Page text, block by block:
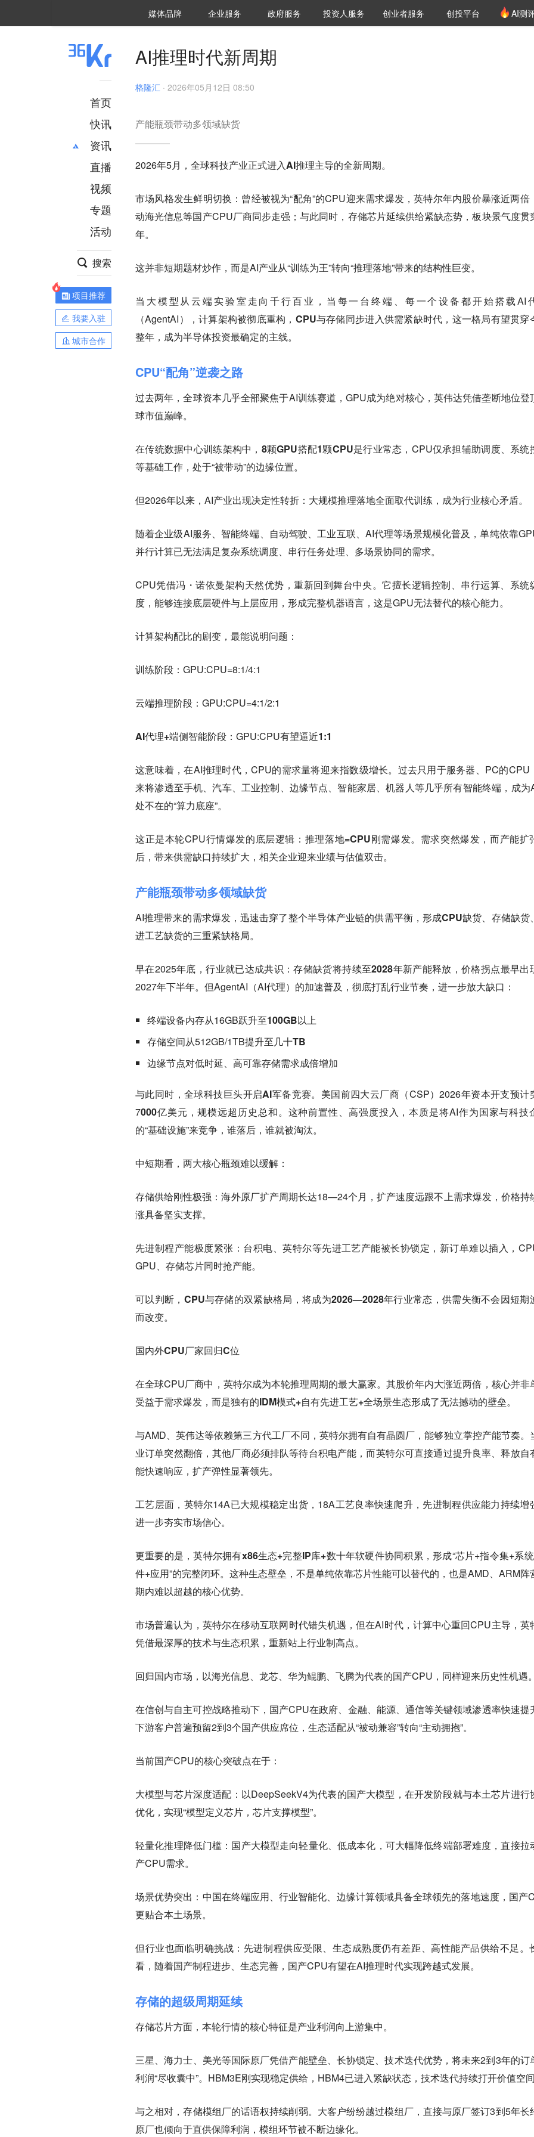
媒体品牌 36Kr研究院
企业服务 城市之窗
政府服务 VClub投资机构库
投资机构职位推介
投资人服务 创投氪堂
创业者服务 创投平台 AI测
首页
快讯
资讯
推荐
财经
项目推荐
安徽
直播
视频
专题
活动
搜索
项目推荐
我要入驻
城市合作
AI推理时代新周期
格隆汇 · 2026年05月12日 08:50
产能瓶颈带动多领域缺货
2026年5月，全球科技产业正式进入AI推理主导的全新周期。
市场风格发生鲜明切换：曾经被视为“配角”的CPU迎来需求爆发，英特尔年内股价暴涨近两倍
动海光信息等国产CPU厂商同步走强；与此同时，存储芯片延续供给紧缺态势，板块景气度贯
年。
这并非短期题材炒作，而是AI产业从“训练为王”转向“推理落地”带来的结构性巨变。
当大模型从云端实验室走向千行百业，当每一台终端、每一个设备都开始搭载AI
（AgentAI），计算架构被彻底重构， CPU与存储同步进入供需紧缺时代 ，这一格局有望贯穿
整年，成为半导体投资最确定的主线。
CPU“配角”逆袭之路
过去两年，全球资本几乎全部聚焦于AI训练赛道，GPU成为绝对核心，英伟达凭借垄断地位登
球市值巅峰。
在传统数据中心训练架构中， 8颗GPU搭配1颗CPU是行业常态，CPU仅承担辅助调度、系统
等基础工作，处于“被带动”的边缘位置。
但2026年以来，AI产业出现决定性转折： 大规模推理落地全面取代训练，成为行业核心矛盾。
随着企业级AI服务、智能终端、自动驾驶、工业互联、AI代理等场景规模化普及，单纯依靠
并行计算已无法满足复杂系统调度、串行任务处理、多场景协同的需求。
CPU凭借冯・诺依曼架构天然优势，重新回到舞台中央。它擅长逻辑控制、串行运算、系统
度，能够连接底层硬件与上层应用，形成完整机器语言，这是GPU无法替代的核心能力。
计算架构配比的剧变，最能说明问题：
训练阶段： GPU:CPU=8:1/4:1
云端推理阶段： GPU:CPU=4:1/2:1
AI代理+端侧智能阶段 ：GPU:CPU有望逼近1:1
这意味着，在AI推理时代，CPU的需求量将迎来指数级增长。过去只用于服务器、PC的CPU
来将渗透至手机、汽车、工业控制、边缘节点、智能家居、机器人等几乎所有智能终端，成为
处不在的“算力底座”。
这正是本轮CPU行情爆发的底层逻辑： 推理落地=CPU刚需爆发。 需求突然爆发，而产能扩
后，带来供需缺口持续扩大，相关企业迎来业绩与估值双击。
产能瓶颈带动多领域缺货
AI推理带来的需求爆发，迅速击穿了整个半导体产业链的供需平衡，形成CPU缺货、存储缺货
进工艺缺货的三重紧缺格局。
早在2025年底，行业就已达成共识：存储缺货将持续至2028年新产能释放，价格拐点最早出
2027年下半年。但AgentAI（AI代理）的加速普及，彻底打乱行业节奏，进一步放大缺口：
终端设备内存从16GB跃升至100GB以上
存储空间从512GB/1TB提升至几十TB
边缘节点对低时延、高可靠存储需求成倍增加
与此同时，全球科技巨头开启AI军备竞赛。美国前四大云厂商（CSP）2026年资本开支预计
7000亿美元 ，规模远超历史总和。这种前置性、高强度投入，本质是将AI作为国家与科技
的“基础设施”来竞争，谁落后，谁就被淘汰。
中短期看，两大核心瓶颈难以缓解：
存储供给刚性极强：海外原厂扩产周期长达18—24个月，扩产速度远跟不上需求爆发，价格持
涨具备坚实支撑。
先进制程产能极度紧张： 台积电、英特尔等先进工艺产能被长协锁定，新订单难以插入，
GPU、存储芯片同时抢产能。
可以判断， CPU与存储的双紧缺格局，将成为2026—2028年行业常态 ，供需失衡不会因短期
而改变。
国内外CPU厂家回归C位
在全球CPU厂商中，英特尔成为本轮推理周期的最大赢家。其股价年内大涨近两倍，核心并非
受益于需求爆发，而是独有的IDM模式+自有先进工艺+全场景生态形成了无法撼动的壁垒。
与AMD、英伟达等依赖第三方代工厂不同，英特尔拥有自有晶圆厂，能够独立掌控产能节奏。
业订单突然翻倍，其他厂商必须排队等待台积电产能，而英特尔可直接通过提升良率、释放自
能快速响应，扩产弹性显著领先。
工艺层面，英特尔14A已大规模稳定出货，18A工艺良率快速爬升，先进制程供应能力持续增
进一步夯实市场信心。
更重要的是，英特尔拥有x86生态+完整IP库+数十年软硬件协同积累 ，形成“芯片+指令集+系
件+应用”的完整闭环。这种生态壁垒，不是单纯依靠芯片性能可以替代的，也是AMD、ARM阵
期内难以超越的核心优势。
市场普遍认为，英特尔在移动互联网时代错失机遇，但在AI时代，计算中心重回CPU主导，英
凭借最深厚的技术与生态积累，重新站上行业制高点。
回归国内市场，以海光信息、龙芯、华为鲲鹏、飞腾为代表的国产CPU，同样迎来历史性机遇。
在信创与自主可控战略推动下，国产CPU在政府、金融、能源、通信等关键领域渗透率快速提
下游客户普遍预留2到3个国产供应席位，生态适配从“被动兼容”转向“主动拥抱”。
当前国产CPU的核心突破点在于：
大模型与芯片深度适配： 以DeepSeekV4为代表的国产大模型，在开发阶段就与本土芯片进行
优化，实现“模型定义芯片，芯片支撑模型”。
轻量化推理降低门槛： 国产大模型走向轻量化、低成本化，可大幅降低终端部署难度，直接拉
产CPU需求。
场景优势突出： 中国在终端应用、行业智能化、边缘计算领域具备全球领先的落地速度，国产
更贴合本土场景。
但行业也面临明确挑战：先进制程供应受限、生态成熟度仍有差距、高性能产品供给不足。
看，随着国产制程进步、生态完善，国产CPU有望在AI推理时代实现跨越式发展。
存储的超级周期延续
存储芯片方面，本轮行情的核心特征是产业利润向上游集中。
三星、海力士、美光等国际原厂凭借产能壁垒、长协锁定、技术迭代优势，将未来2到3年的订
利润“尽收囊中”。HBM3E刚实现稳定供给，HBM4已进入紧缺状态，技术迭代持续打开价值空间
与之相对，存储模组厂的话语权持续削弱。大客户纷纷越过模组厂，直接与原厂签订3到5年长
原厂也倾向于直供保障利润，模组环节被不断边缘化。